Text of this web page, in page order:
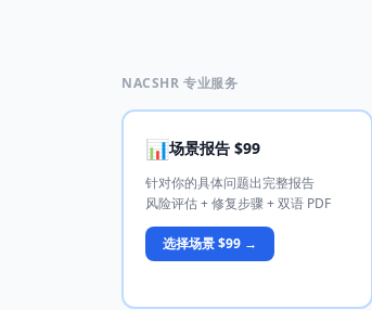
NACSHR 专业服务
📊场景报告 $99
针对你的具体问题出完整报告
风险评估 + 修复步骤 + 双语 PDF
选择场景 $99 →